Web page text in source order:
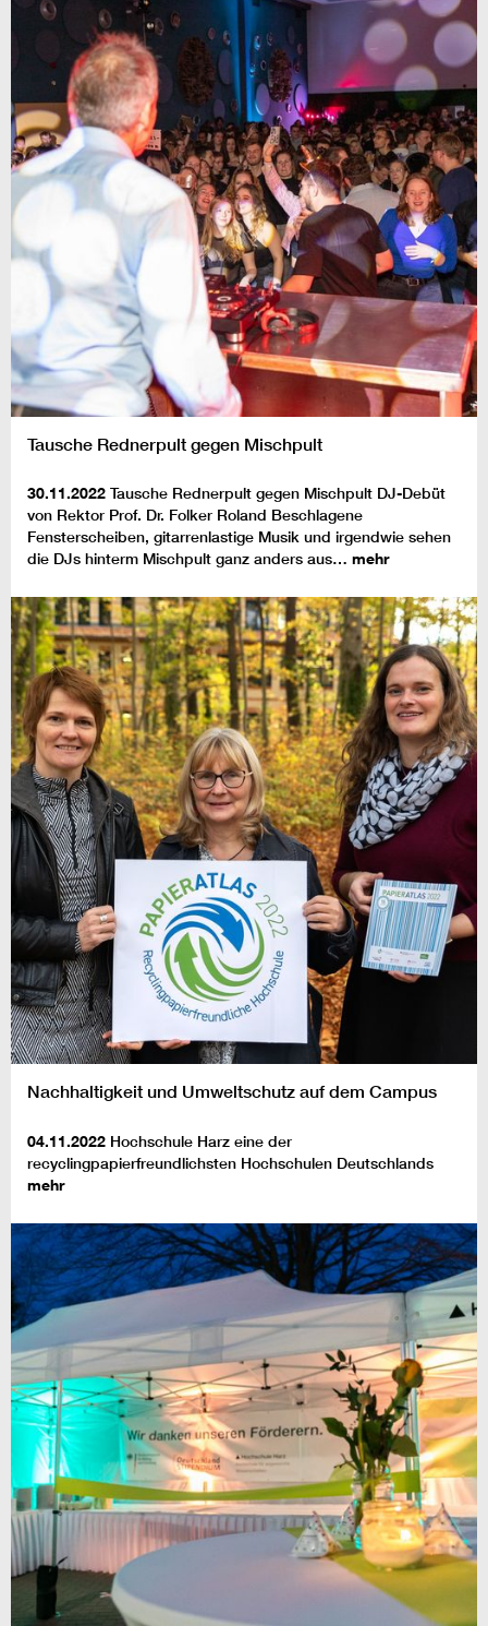
Tausche Rednerpult gegen Mischpult
30.11.2022 Tausche Rednerpult gegen Mischpult DJ-Debüt
von Rektor Prof. Dr. Folker Roland Beschlagene
Fensterscheiben, gitarrenlastige Musik und irgendwie sehen
die DJs hinterm Mischpult ganz anders aus… mehr
Nachhaltigkeit und Umweltschutz auf dem Campus
04.11.2022 Hochschule Harz eine der
recyclingpapierfreundlichsten Hochschulen Deutschlands
mehr